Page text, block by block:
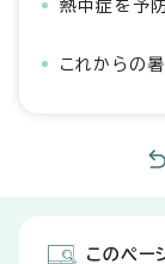
熱中症を予防
これからの
このペー